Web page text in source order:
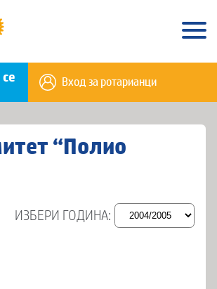
Вход за ротарианци
“Полио
ИЗБЕРИ ГОДИНА: